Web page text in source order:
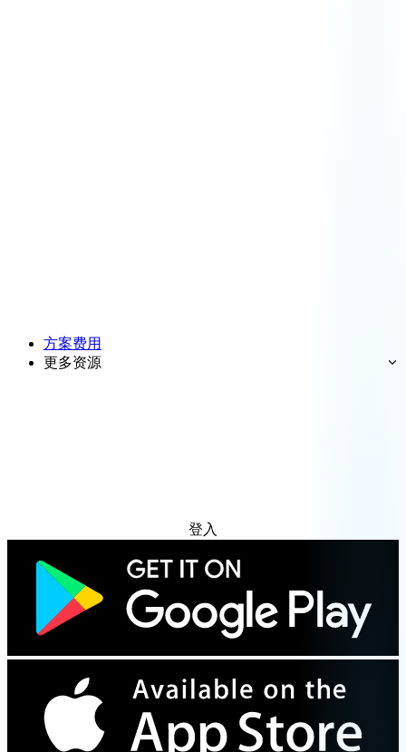
方案费用
更多资源
登入